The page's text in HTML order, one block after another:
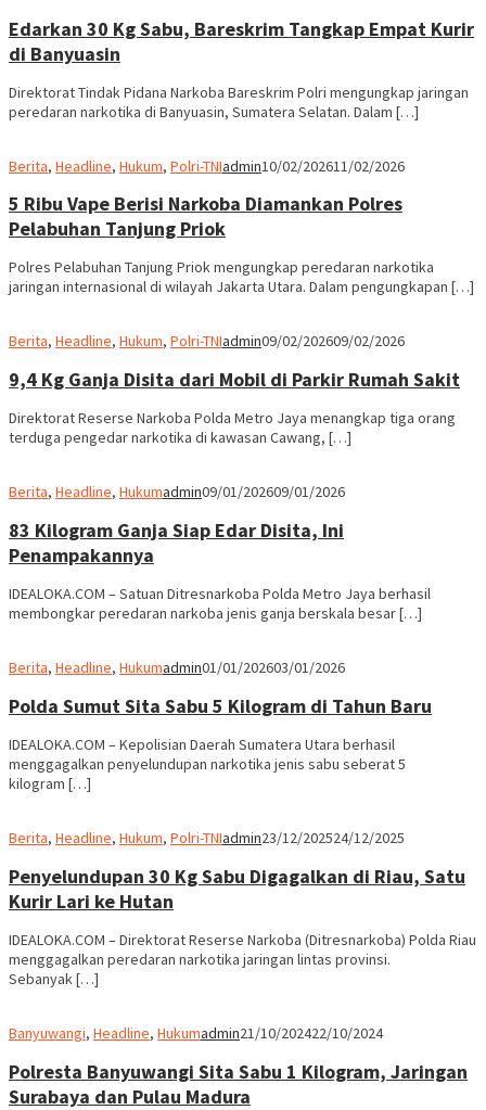
Edarkan 30 Kg Sabu, Bareskrim Tangkap Empat Kurir
di Banyuasin
Direktorat Tindak Pidana Narkoba Bareskrim Polri mengungkap jaringan
peredaran narkotika di Banyuasin, Sumatera Selatan. Dalam […]
Berita, Headline, Hukum, Polri-TNIadmin10/02/202611/02/2026
5 Ribu Vape Berisi Narkoba Diamankan Polres
Pelabuhan Tanjung Priok
Polres Pelabuhan Tanjung Priok mengungkap peredaran narkotika
jaringan internasional di wilayah Jakarta Utara. Dalam pengungkapan […]
Berita, Headline, Hukum, Polri-TNIadmin09/02/202609/02/2026
9,4 Kg Ganja Disita dari Mobil di Parkir Rumah Sakit
Direktorat Reserse Narkoba Polda Metro Jaya menangkap tiga orang
terduga pengedar narkotika di kawasan Cawang, […]
Berita, Headline, Hukumadmin09/01/202609/01/2026
83 Kilogram Ganja Siap Edar Disita, Ini
Penampakannya
IDEALOKA.COM – Satuan Ditresnarkoba Polda Metro Jaya berhasil
membongkar peredaran narkoba jenis ganja berskala besar […]
Berita, Headline, Hukumadmin01/01/202603/01/2026
Polda Sumut Sita Sabu 5 Kilogram di Tahun Baru
IDEALOKA.COM – Kepolisian Daerah Sumatera Utara berhasil
menggagalkan penyelundupan narkotika jenis sabu seberat 5
kilogram […]
Berita, Headline, Hukum, Polri-TNIadmin23/12/202524/12/2025
Penyelundupan 30 Kg Sabu Digagalkan di Riau, Satu
Kurir Lari ke Hutan
IDEALOKA.COM – Direktorat Reserse Narkoba (Ditresnarkoba) Polda Riau
menggagalkan peredaran narkotika jaringan lintas provinsi.
Sebanyak […]
Banyuwangi, Headline, Hukumadmin21/10/202422/10/2024
Polresta Banyuwangi Sita Sabu 1 Kilogram, Jaringan
Surabaya dan Pulau Madura